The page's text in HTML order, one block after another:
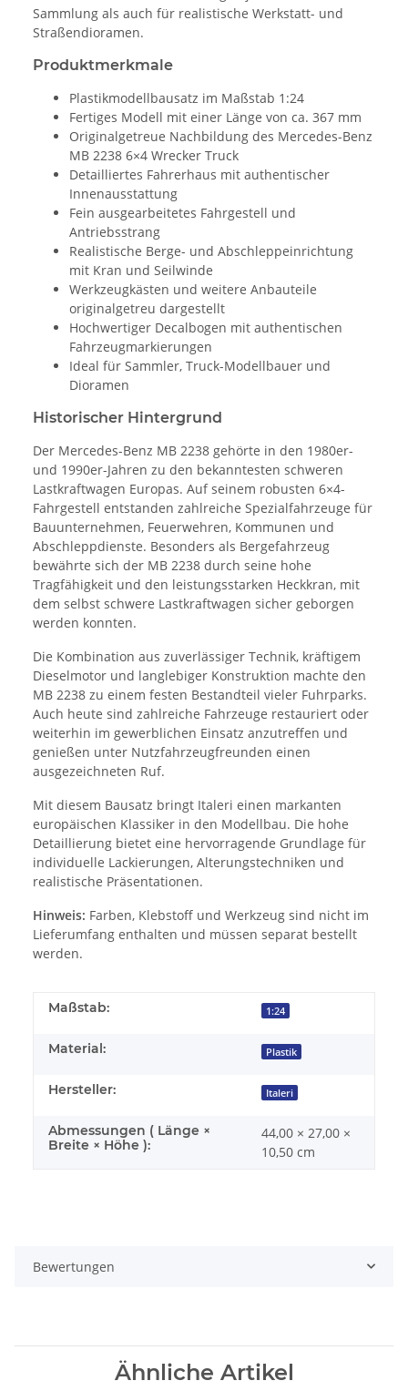
Sammlung als auch für realistische Werkstatt- und
Straßendioramen.
Produktmerkmale
Plastikmodellbausatz im Maßstab 1:24
Fertiges Modell mit einer Länge von ca. 367 mm
Originalgetreue Nachbildung des Mercedes-Benz
MB 2238 6×4 Wrecker Truck
Detailliertes Fahrerhaus mit authentischer
Innenausstattung
Fein ausgearbeitetes Fahrgestell und
Antriebsstrang
Realistische Berge- und Abschleppeinrichtung
mit Kran und Seilwinde
Werkzeugkästen und weitere Anbauteile
originalgetreu dargestellt
Hochwertiger Decalbogen mit authentischen
Fahrzeugmarkierungen
Ideal für Sammler, Truck-Modellbauer und
Dioramen
Historischer Hintergrund
Der Mercedes-Benz MB 2238 gehörte in den 1980er-
und 1990er-Jahren zu den bekanntesten schweren
Lastkraftwagen Europas. Auf seinem robusten 6×4-
Fahrgestell entstanden zahlreiche Spezialfahrzeuge für
Bauunternehmen, Feuerwehren, Kommunen und
Abschleppdienste. Besonders als Bergefahrzeug
bewährte sich der MB 2238 durch seine hohe
Tragfähigkeit und den leistungsstarken Heckkran, mit
dem selbst schwere Lastkraftwagen sicher geborgen
werden konnten.
Die Kombination aus zuverlässiger Technik, kräftigem
Dieselmotor und langlebiger Konstruktion machte den
MB 2238 zu einem festen Bestandteil vieler Fuhrparks.
Auch heute sind zahlreiche Fahrzeuge restauriert oder
weiterhin im gewerblichen Einsatz anzutreffen und
genießen unter Nutzfahrzeugfreunden einen
ausgezeichneten Ruf.
Mit diesem Bausatz bringt Italeri einen markanten
europäischen Klassiker in den Modellbau. Die hohe
Detaillierung bietet eine hervorragende Grundlage für
individuelle Lackierungen, Alterungstechniken und
realistische Präsentationen.
Hinweis: Farben, Klebstoff und Werkzeug sind nicht im
Lieferumfang enthalten und müssen separat bestellt
werden.
Maßstab: 1:24
Material: Plastik
Hersteller: Italeri
Abmessungen ( Länge ×
Breite × Höhe ):
44,00 × 27,00 ×
10,50 cm
Bewertungen
Ähnliche Artikel